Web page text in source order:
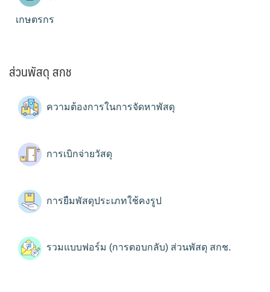
เกษตรกร
ส่วนพัสดุ สกช
ความต้องการในการจัดหาพัสดุ
การเบิกจ่ายวัสดุ
การยืมพัสดุประเภทใช้คงรูป
รวมแบบฟอร์ม (การตอบกลับ) ส่วนพัสดุ สกช.